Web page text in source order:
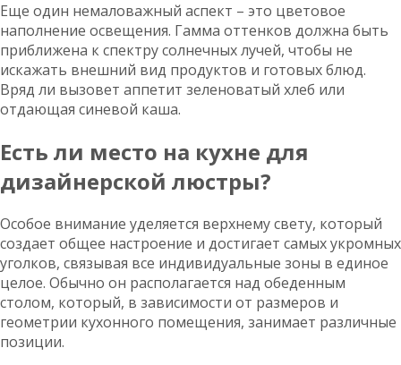
Еще один немаловажный аспект – это цветовое
наполнение освещения. Гамма оттенков должна быть
приближена к спектру солнечных лучей, чтобы не
искажать внешний вид продуктов и готовых блюд.
Вряд ли вызовет аппетит зеленоватый хлеб или
отдающая синевой каша.
Есть ли место на кухне для
дизайнерской люстры?
Особое внимание уделяется верхнему свету, который
создает общее настроение и достигает самых укромных
уголков, связывая все индивидуальные зоны в единое
целое. Обычно он располагается над обеденным
столом, который, в зависимости от размеров и
геометрии кухонного помещения, занимает различные
позиции.